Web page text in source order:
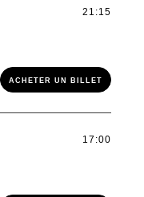
21:15
ACHETER UN BILLET
17:00